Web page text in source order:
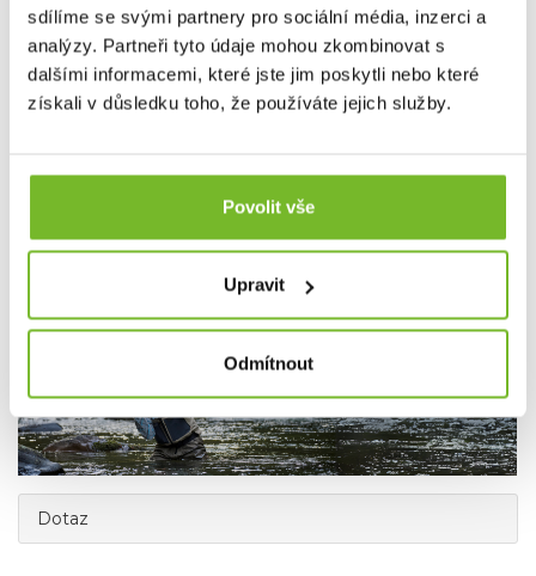
sdílíme se svými partnery pro sociální média, inzerci a
analýzy. Partneři tyto údaje mohou zkombinovat s
dalšími informacemi, které jste jim poskytli nebo které
získali v důsledku toho, že používáte jejich služby.
Povolit vše
Upravit
Odmítnout
volbou profesionálních i sportovních rybářů po celém
světě.Bez ohledu na to, zda jste na vodě nebo trávíte čas
ve městě, Grundéns nabízí produkty, které vás udrží v
suchu, teple a stylu. Přidejte se k tisícům spokojených
Společnost MORIS design s.r.o., provozovateleshopu
SAVETHEDAY.CZ je hrdý exkluzivní distributor značky
Grundéns pro Českou republiku a Slovensko.
Dotaz